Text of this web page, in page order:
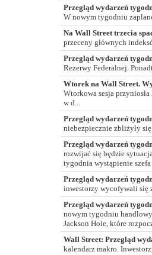
Przegląd wydarzeń
W nowym tygodniu
Na Wall Street trzecia
przeceny głównych
Przegląd wydarzeń
Rezerwy Federalnej.
Wtorek na Wall Street.
Wtorkowa sesja
w d...
Przegląd wydarzeń
niebezpiecznie zbliżyły
Przegląd wydarzeń
rozwijać się będzie
tygodnia wystąpienie szefa
Przegląd wydarzeń
inwestorzy wycofywali się
Przegląd wydarzeń
nowym tygodniu
Jackson Hole, które
Wall Street: Przegląd
kalendarz makro.